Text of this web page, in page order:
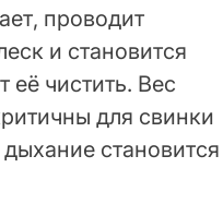
проводит
и становится
её чистить. Вес
для свинки
становится